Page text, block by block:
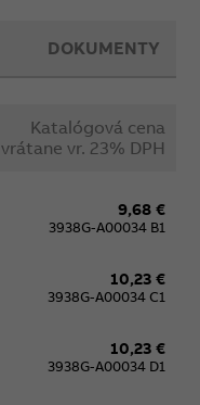
Katalógová cena
vrátane vr. 23% DPH
9,68 €
3938G-A00034 B1
10,23 €
3938G-A00034 C1
10,23 €
3938G-A00034 D1
DOKUMENTY